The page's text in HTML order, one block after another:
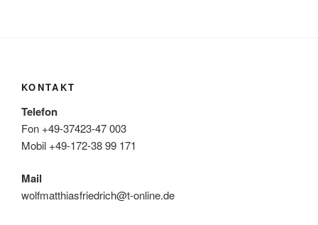
KONTAKT
Telefon
Fon +49-37423-47 003
Mobil +49-172-38 99 171
Mail
wolfmatthiasfriedrich@t-online.de